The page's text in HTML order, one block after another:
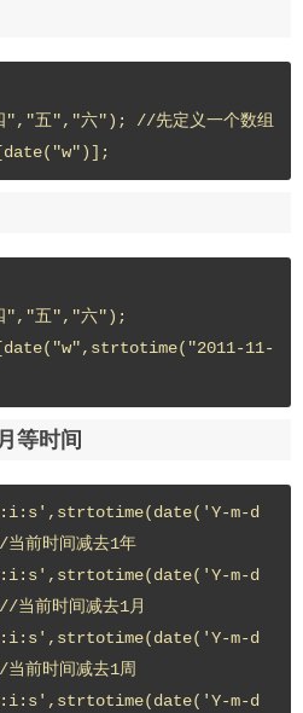
五","六"); //先定义一个数组
","五","六");
11-
等时间
m-d
时间减去1年
m-d
时间减去1月
m-d
时间减去1周
m-d